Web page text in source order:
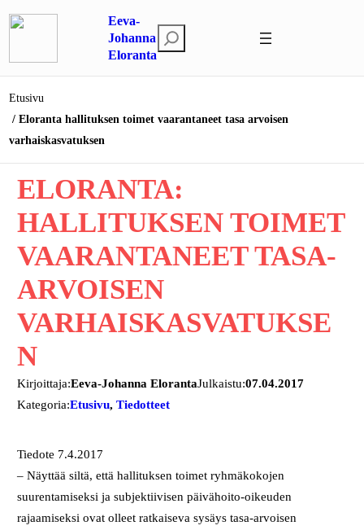
sisältöön
Eeva-
Johanna
Elorantat
s
Etusivu
Eloranta hallituksen toimet vaarantaneet tasa arvoisen
varhaiskasvatuksen
ELORANTA:
HALLITUKSEN TOIMET
VAARANTANEET TASA-
ARVOISEN
VARHAISKASVATUKSE
N
Kirjoittaja:Eeva-Johanna ElorantaJulkaistu:07.04.2017
Kategoria:Etusivu, Tiedotteet
Tiedote 7.4.2017
– Näyttää siltä, että hallituksen toimet ryhmäkokojen
suurentamiseksi ja subjektiivisen päivähoito-oikeuden
rajaamiseksi ovat olleet ratkaiseva sysäys tasa-arvoisen